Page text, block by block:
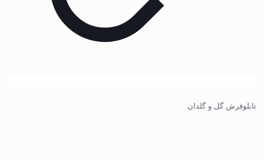
تابلوفرش گل و گلدان